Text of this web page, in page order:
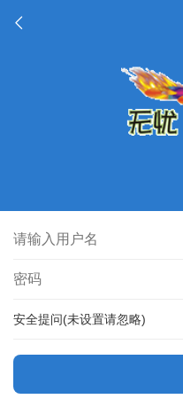
安全提问(未设置请忽略)